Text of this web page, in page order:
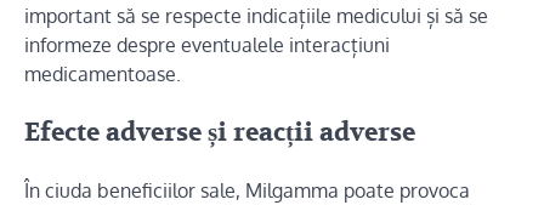
important să se respecte indicațiile medicului și să se
informeze despre eventualele interacțiuni
medicamentoase.
Efecte adverse și reacții adverse
În ciuda beneficiilor sale, Milgamma poate provoca